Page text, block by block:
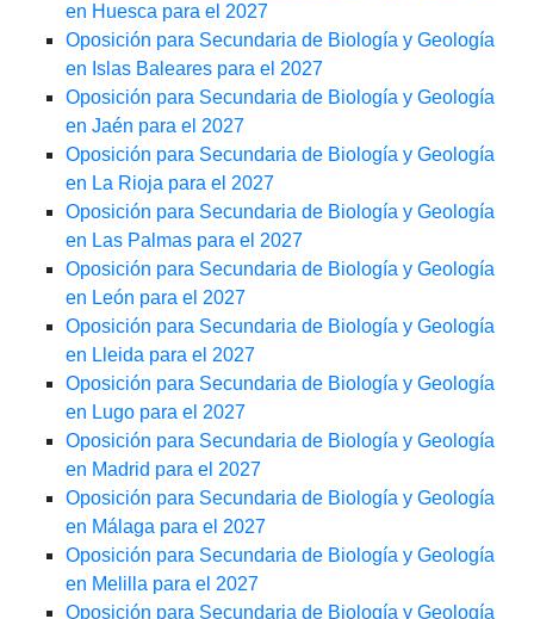
en Huesca para el 2027
Oposición para Secundaria de Biología y Geología
en Islas Baleares para el 2027
Oposición para Secundaria de Biología y Geología
en Jaén para el 2027
Oposición para Secundaria de Biología y Geología
en La Rioja para el 2027
Oposición para Secundaria de Biología y Geología
en Las Palmas para el 2027
Oposición para Secundaria de Biología y Geología
en León para el 2027
Oposición para Secundaria de Biología y Geología
en Lleida para el 2027
Oposición para Secundaria de Biología y Geología
en Lugo para el 2027
Oposición para Secundaria de Biología y Geología
en Madrid para el 2027
Oposición para Secundaria de Biología y Geología
en Málaga para el 2027
Oposición para Secundaria de Biología y Geología
en Melilla para el 2027
Oposición para Secundaria de Biología y Geología